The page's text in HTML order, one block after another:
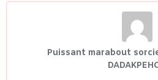
Puissant marabout